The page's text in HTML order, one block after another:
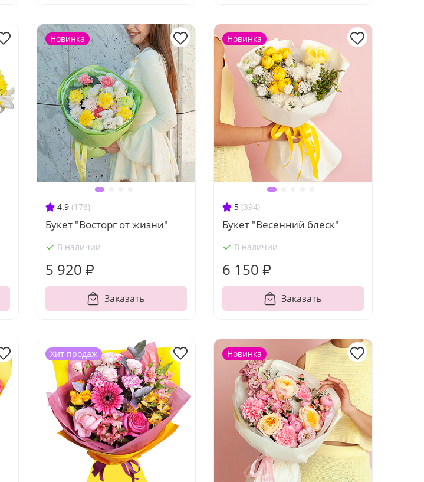
4.9 (176)
Букет "Восторг от жизни"
В наличии
5 920 ₽
Заказать
Новинка
5 (394)
Букет "Весенний блеск"
В наличии
6 150 ₽
Заказать
Новинка
Хит продаж Новинка